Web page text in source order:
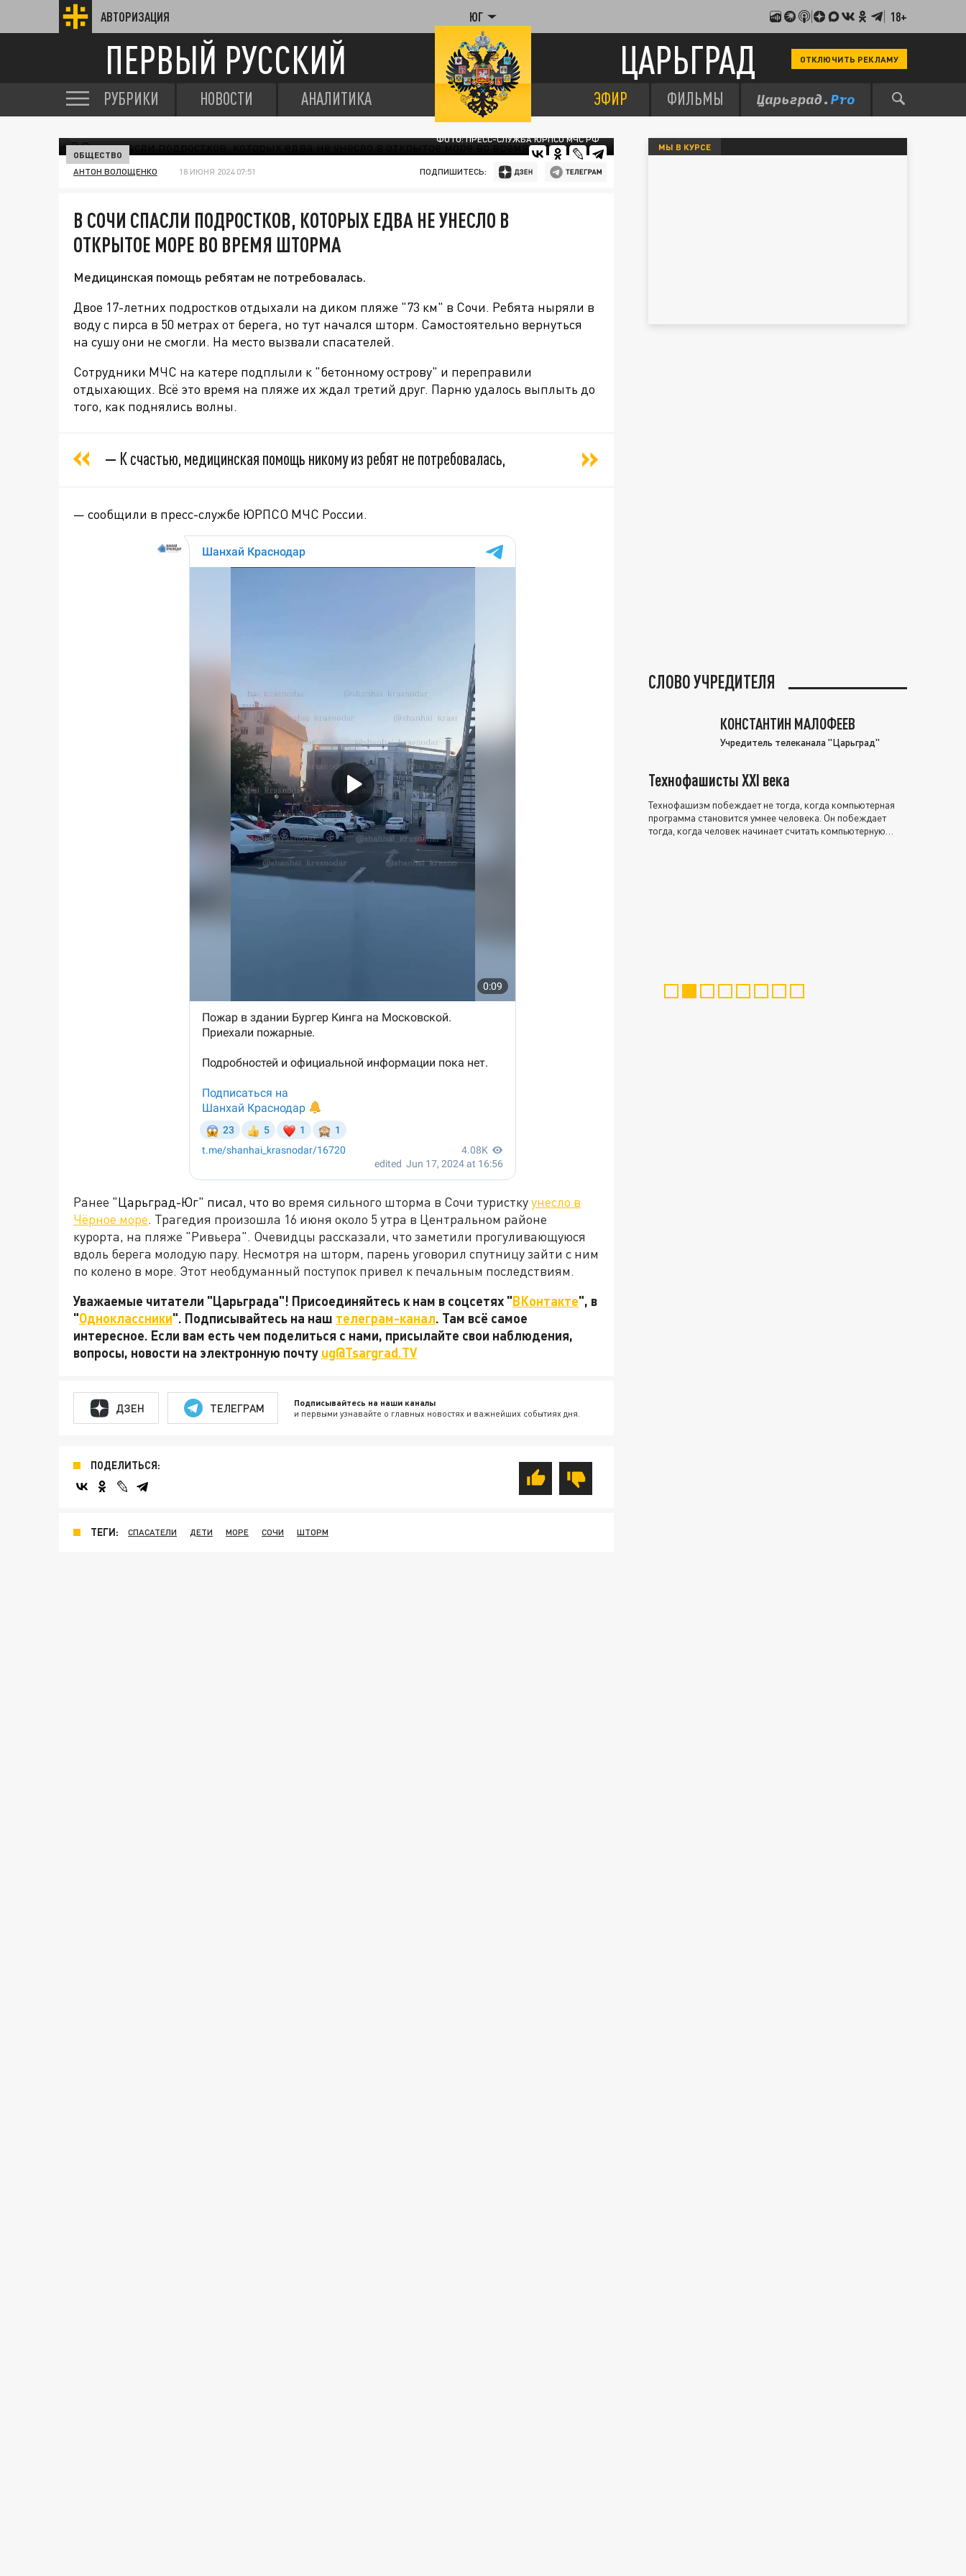
АВТОРИЗАЦИЯ ЮГ 18+
ПЕРВЫЙ РУССКИЙ ЦАРЬГРАД ОТКЛЮЧИТЬ РЕКЛАМУ
РУБРИКИ НОВОСТИ АНАЛИТИКА ЭФИР ФИЛЬМЫ
ФОТО: ПРЕСС-СЛУЖБА ЮРПСО МЧС РФ
ОБЩЕСТВО
АНТОН ВОЛОЩЕНКО 18 ИЮНЯ 2024 07:51 ПОДПИШИТЕСЬ:
В СОЧИ СПАСЛИ ПОДРОСТКОВ, КОТОРЫХ ЕДВА НЕ УНЕСЛО В
ОТКРЫТОЕ МОРЕ ВО ВРЕМЯ ШТОРМА
Медицинская помощь ребятам не потребовалась.
Двое 17-летних подростков отдыхали на диком пляже "73 км" в Сочи. Ребята ныряли в
воду с пирса в 50 метрах от берега, но тут начался шторм. Самостоятельно вернуться
на сушу они не смогли. На место вызвали спасателей.
Сотрудники МЧС на катере подплыли к "бетонному острову" и переправили
отдыхающих. Всё это время на пляже их ждал третий друг. Парню удалось выплыть до
того, как поднялись волны.
— К счастью, медицинская помощь никому из ребят не потребовалась,
— сообщили в пресс-службе ЮРПСО МЧС России.
Ранее "Царьград-Юг" писал, что во время сильного шторма в Сочи туристкуунесло в
Чёрное море. Трагедия произошла 16 июня около 5 утра в Центральном районе
курорта, на пляже "Ривьера". Очевидцы рассказали, что заметили прогуливающуюся
вдоль берега молодую пару. Несмотря на шторм, парень уговорил спутницу зайти с ним
по колено в море. Этот необдуманный поступок привел к печальным последствиям.
Уважаемые читатели "Царьграда"! Присоединяйтесь к нам в соцсетях "ВКонтакте", в
"Одноклассники". Подписывайтесь на наш телеграм-канал. Там всё самое
интересное. Если вам есть чем поделиться с нами, присылайте свои наблюдения,
вопросы, новости на электронную почту ug@Tsargrad.TV
ДЗЕН ТЕЛЕГРАМ Подписывайтесь на наши каналы
и первыми узнавайте о главных новостях и важнейших событиях дня.
ПОДЕЛИТЬСЯ:
ТЕГИ: СПАСАТЕЛИ ДЕТИ МОРЕ СОЧИ ШТОРМ
МЫ В КУРСЕ
СЛОВО УЧРЕДИТЕЛЯ
КОНСТАНТИН МАЛОФЕЕВ
Учредитель телеканала "Царьград"
Технофашисты XXI века
Технофашизм побеждает не тогда, когда компьютерная
программа становится умнее человека. Он побеждает
тогда, когда человек начинает считать компьютерную